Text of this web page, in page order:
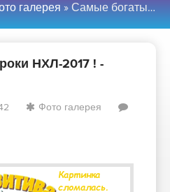
галерея » Самые богатые игроки НХЛ-2017 ! - «Фото»
НХЛ-2017 ! -
Фото галерея